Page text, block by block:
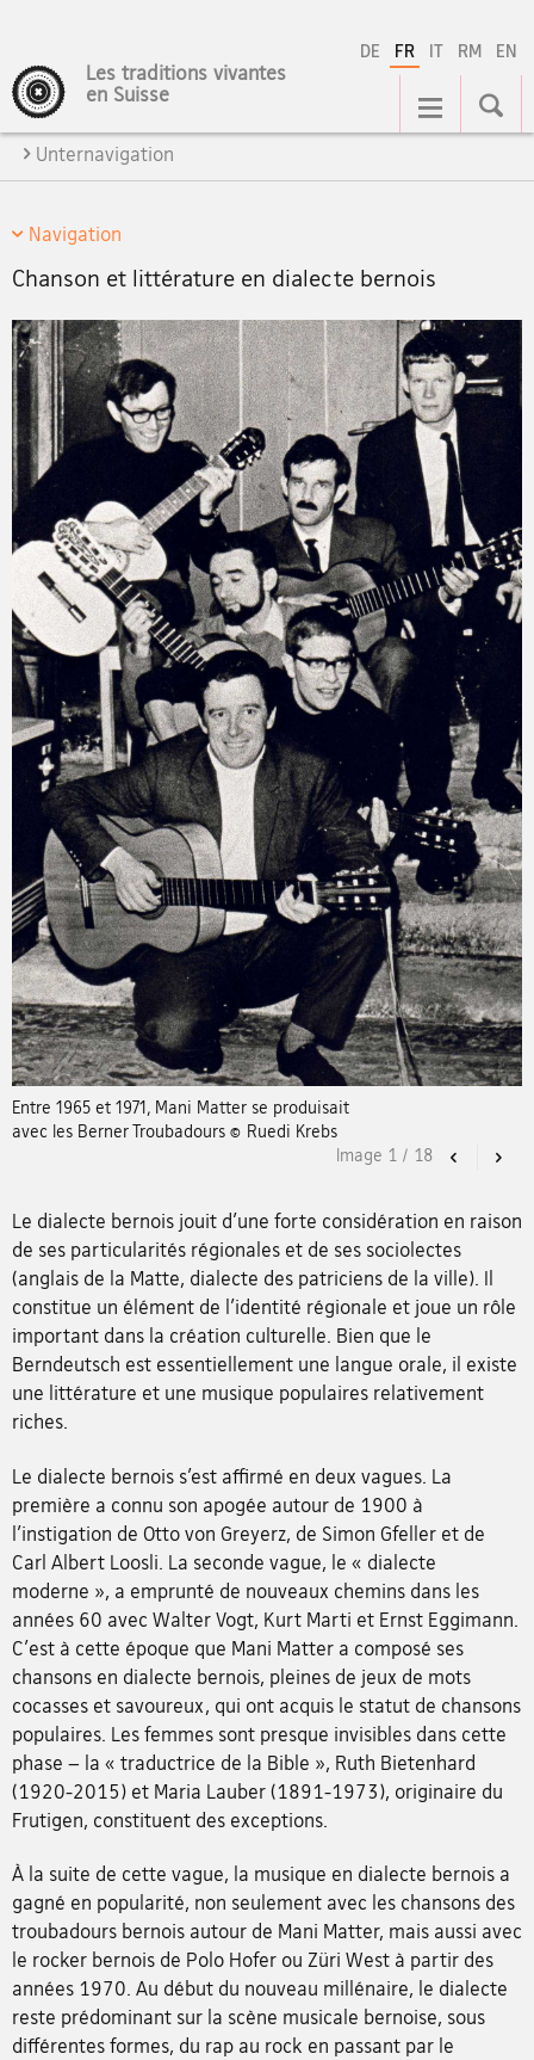
DE FR IT RM EN
Les traditions vivantes
en Suisse
Navigation
Unternavigation
Navigation
Chanson et littérature en dialecte bernois
Entre 1965 et 1971, Mani Matter se produisait
avec les Berner Troubadours © Ruedi Krebs
Previous
Image 1 / 18
Le dialecte bernois jouit d’une forte considération en raison
de ses particularités régionales et de ses sociolectes
(anglais de la Matte, dialecte des patriciens de la ville). Il
constitue un élément de l’identité régionale et joue un rôle
important dans la création culturelle. Bien que le
Berndeutsch est essentiellement une langue orale, il existe
une littérature et une musique populaires relativement
riches.
Le dialecte bernois s’est affirmé en deux vagues. La
première a connu son apogée autour de 1900 à
l’instigation de Otto von Greyerz, de Simon Gfeller et de
Carl Albert Loosli. La seconde vague, le « dialecte
moderne », a emprunté de nouveaux chemins dans les
années 60 avec Walter Vogt, Kurt Marti et Ernst Eggimann.
C'est à cette époque que Mani Matter a composé ses
chansons en dialecte bernois, pleines de jeux de mots
cocasses et savoureux, qui ont acquis le statut de chansons
populaires. Les femmes sont presque invisibles dans cette
phase – la « traductrice de la Bible », Ruth Bietenhard
(1920-2015) et Maria Lauber (1891-1973), originaire du
Frutigen, constituent des exceptions.
À la suite de cette vague, la musique en dialecte bernois a
gagné en popularité, non seulement avec les chansons des
troubadours bernois autour de Mani Matter, mais aussi avec
le rocker bernois de Polo Hofer ou Züri West à partir des
années 1970. Au début du nouveau millénaire, le dialecte
reste prédominant sur la scène musicale bernoise, sous
différentes formes, du rap au rock en passant par le